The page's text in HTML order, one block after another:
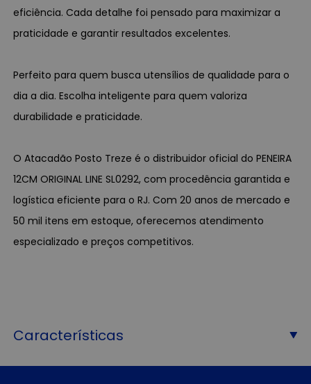
eficiência. Cada detalhe foi pensado para maximizar a
praticidade e garantir resultados excelentes.
Perfeito para quem busca utensílios de qualidade para o
dia a dia. Escolha inteligente para quem valoriza
durabilidade e praticidade.
O Atacadão Posto Treze é o distribuidor oficial do PENEIRA
12CM ORIGINAL LINE SL0292, com procedência garantida e
logística eficiente para o RJ. Com 20 anos de mercado e
50 mil itens em estoque, oferecemos atendimento
especializado e preços competitivos.
Características